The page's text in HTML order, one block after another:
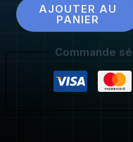
Footix
Coupe
AJOUTER AU
PANIER
Commande